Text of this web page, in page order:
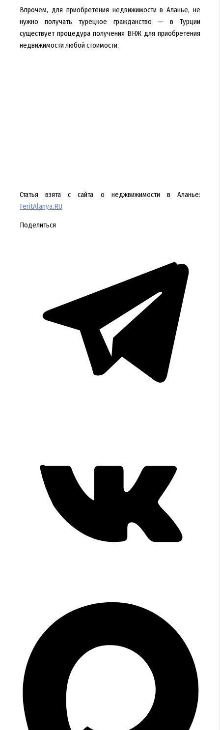
Впрочем, для приобретения недвижимости в Аланье, не
нужно получать турецкое гражданство — в Турции
существует процедура получения ВНЖ для приобретения
недвижимости любой стоимости.
Статья взята с сайта о неджвижимости в Аланье:
FeritAlanya.RU
Поделиться